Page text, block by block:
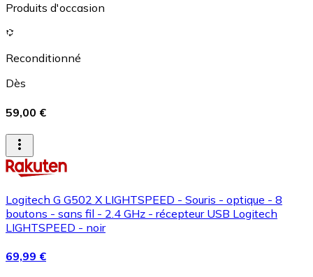
Produits d'occasion
Reconditionné
Dès
59,00 €
Logitech G G502 X LIGHTSPEED - Souris - optique - 8
boutons - sans fil - 2.4 GHz - récepteur USB Logitech
LIGHTSPEED - noir
69,99 €